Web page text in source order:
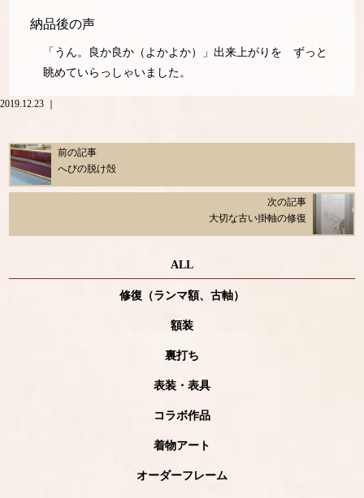
納品後の声
「うん。良か良か（よかよか）」出来上がりを ずっと
眺めていらっしゃいました。
2019.12.23 ｜
前の記事
へびの脱け殻
次の記事
大切な古い掛軸の修復
ALL
修復（ランマ額、古軸）
額装
裏打ち
表装・表具
コラボ作品
着物アート
オーダーフレーム